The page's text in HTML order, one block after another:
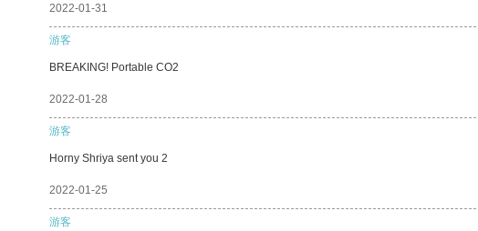
2022-01-31
游客
BREAKING! Portable CO2
2022-01-28
游客
Horny Shriya sent you 2
2022-01-25
游客